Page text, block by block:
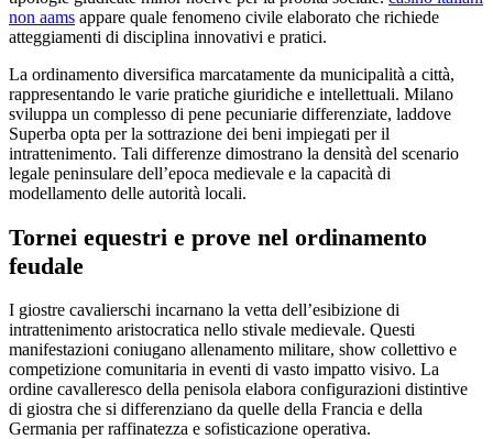
non aams appare quale fenomeno civile elaborato che richiede
atteggiamenti di disciplina innovativi e pratici.
La ordinamento diversifica marcatamente da municipalità a città,
rappresentando le varie pratiche giuridiche e intellettuali. Milano
sviluppa un complesso di pene pecuniarie differenziate, laddove
Superba opta per la sottrazione dei beni impiegati per il
intrattenimento. Tali differenze dimostrano la densità del scenario
legale peninsulare dell’epoca medievale e la capacità di
modellamento delle autorità locali.
Tornei equestri e prove nel ordinamento
feudale
I giostre cavalierschi incarnano la vetta dell’esibizione di
intrattenimento aristocratica nello stivale medievale. Questi
manifestazioni coniugano allenamento militare, show collettivo e
competizione comunitaria in eventi di vasto impatto visivo. La
ordine cavalleresco della penisola elabora configurazioni distintive
di giostra che si differenziano da quelle della Francia e della
Germania per raffinatezza e sofisticazione operativa.